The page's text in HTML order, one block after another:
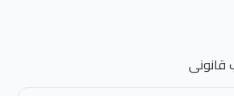
قانونى